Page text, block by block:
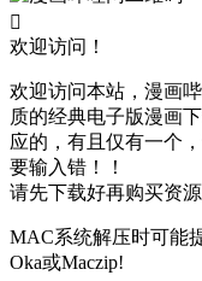

欢迎访问！
欢迎访问本站，漫画
质的经典电子版漫画
应的，有且仅有一个
要输入错！！
请先下载好再购买资
MAC系统解压时可能
Oka或Maczip!